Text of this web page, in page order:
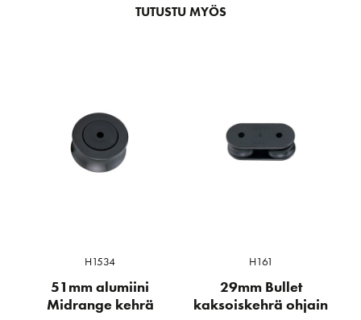
TUTUSTU MYÖS
H1534
51mm alumiini
Midrange kehrä
H161
29mm Bullet
kaksoiskehrä ohjain